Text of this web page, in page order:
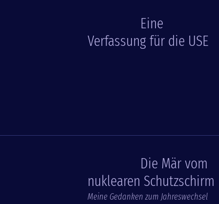
Eine
Verfassung für die USE
Die Mär vom
nuklearen Schutzschirm
Meine Gedanken zum Jahreswechsel